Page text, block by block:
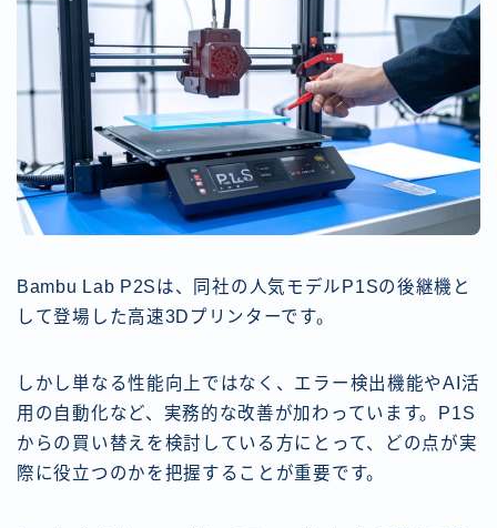
Bambu Lab P2Sは、同社の人気モデルP1Sの後継機と
して登場した高速3Dプリンターです。
しかし単なる性能向上ではなく、エラー検出機能やAI活
用の自動化など、実務的な改善が加わっています。P1S
からの買い替えを検討している方にとって、どの点が実
際に役立つのかを把握することが重要です。